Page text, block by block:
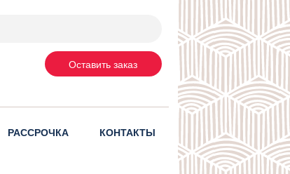
Оставить заказ
РАССРОЧКА КОНТАКТЫ